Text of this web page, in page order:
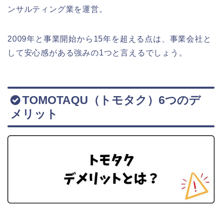
ンサルティング業を運営。
2009年と事業開始から15年を超える点は、事業会社と
して安心感がある強みの1つと言えるでしょう。
TOMOTAQU（トモタク）6つのデ
メリット